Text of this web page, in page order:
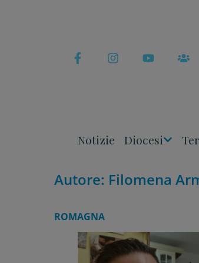
Notizie Diocesi
Autore: Filomena
ROMAGNA